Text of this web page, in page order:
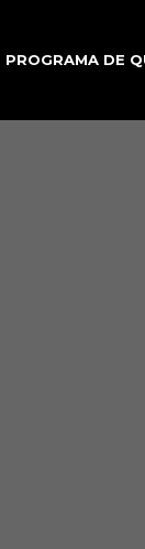
PROGRAMA DE